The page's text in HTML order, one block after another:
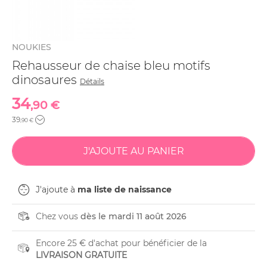
NOUKIES
Rehausseur de chaise bleu motifs
dinosaures Détails
34,90 €
39,90 €
J'ajoute à ma liste de naissance
Chez vous dès le mardi 11 août 2026
Encore 25 € d'achat pour bénéficier de la
LIVRAISON GRATUITE